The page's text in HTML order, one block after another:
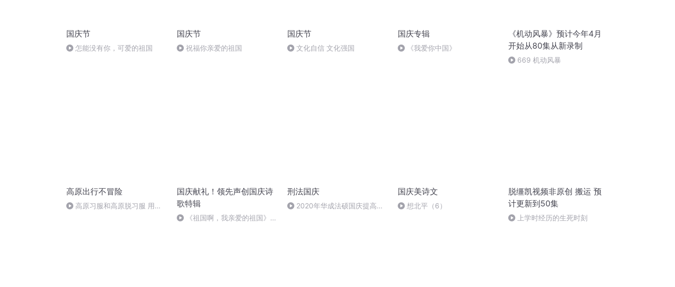
国庆节
怎能没有你，可爱的祖国
国庆节
祝福你亲爱的祖国
国庆节
文化自信 文化强国
国庆专辑
《我爱你中国》
《机动风暴》预计今年4月
开始从80集从新录制
669 机动风暴
高原出行不冒险
高原习服和高原脱习服 用药
国庆献礼！领先声创国庆诗
歌特辑
《祖国啊，我亲爱的祖国》温
刑法国庆
2020年华成法硕国庆提高班
国庆美诗文
想北平（6）
脱缰凯视频非原创 搬运 预
计更新到50集
上学时经历的生死时刻